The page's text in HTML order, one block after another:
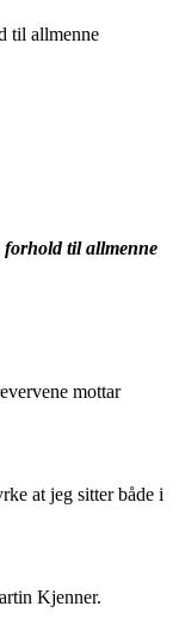
til allmenne
forhold til allmenne
mottar
at jeg sitter både i
Kjenner.